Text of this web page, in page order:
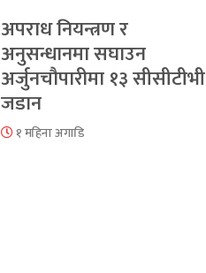
अपराध नियन्त्रण र
अनुसन्धानमा सघाउन
अर्जुनचौपारीमा १३ सीसीटीभी
जडान
१ महिना अगाडि